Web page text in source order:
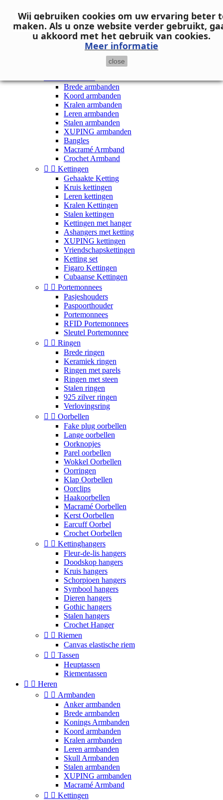
Inloggen
shopping_cart Winkelwagen (0)
Brede armbanden
Koord armbanden
Kralen armbanden
Leren armbanden
Stalen armbanden
XUPING armbanden
Bangles
Macramé Armband
Crochet Armband
  Kettingen
Gehaakte Ketting
Kruis kettingen
Leren kettingen
Kralen Kettingen
Stalen kettingen
Kettingen met hanger
Ashangers met ketting
XUPING kettingen
Vriendschapskettingen
Ketting set
Figaro Kettingen
Cubaanse Kettingen
  Portemonnees
Pasjeshouders
Paspoorthouder
Portemonnees
RFID Portemonnees
Sleutel Portemonnee
  Ringen
Brede ringen
Keramiek ringen
Ringen met parels
Ringen met steen
Stalen ringen
925 zilver ringen
Verlovingsring
  Oorbellen
Fake plug oorbellen
Lange oorbellen
Oorknopjes
Parel oorbellen
Wokkel Oorbellen
Oorringen
Klap Oorbellen
Oorclips
Haakoorbellen
Macramé Oorbellen
Kerst Oorbellen
Earcuff Oorbel
Crochet Oorbellen
  Kettinghangers
Fleur-de-lis hangers
Doodskop hangers
Kruis hangers
Schorpioen hangers
Symbool hangers
Dieren hangers
Gothic hangers
Stalen hangers
Crochet Hanger
  Riemen
Canvas elastische riem
  Tassen
Heuptassen
Riementassen
  Heren
  Armbanden
Anker armbanden
Brede armbanden
Konings Armbanden
Koord armbanden
Kralen armbanden
Leren armbanden
Skull Armbanden
Stalen armbanden
XUPING armbanden
Macramé Armband
  Kettingen
Wij gebruiken cookies om uw ervaring beter
maken. Als u onze website verder gebruikt,
u akkoord met het gebruik van cookies.
Meer informatie
close